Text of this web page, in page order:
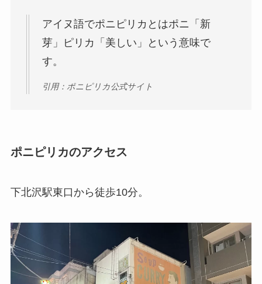
アイヌ語でポニピリカとはポニ「新
芽」ピリカ「美しい」という意味で
す。
引用：ポニピリカ公式サイト
ポニピリカのアクセス
下北沢駅東口から徒歩10分。